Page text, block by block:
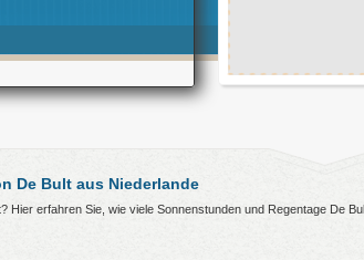
De Bult aus Niederlande
Hier erfahren Sie, wie viele Sonnenstunden und Regentage De